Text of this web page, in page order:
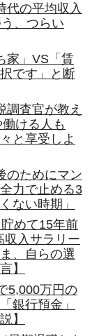
代の平均収入
、つらい
家」VS「賃
です」と断
調査官が教え
ける人も
と享受しよ
のためにマン
力で止める3
ない時期」
めて15年前
収入サラリー
、自らの選
】
5,000万円の
銀行預金」
】